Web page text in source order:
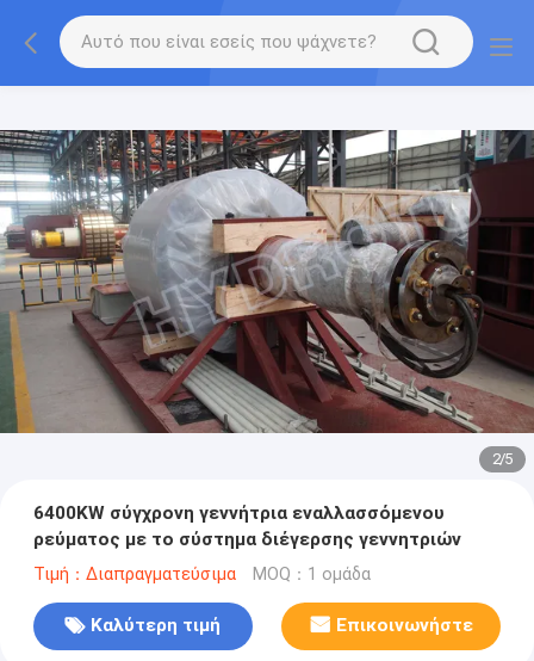
2/5
6400KW σύγχρονη γεννήτρια εναλλασσόμενου
ρεύματος με το σύστημα διέγερσης γεννητριών
Τιμή：Διαπραγματεύσιμα MOQ：1 ομάδα
Καλύτερη τιμή Επικοινωνήστε